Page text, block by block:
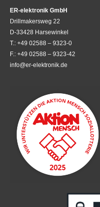
ER-elektronik GmbH
Drillmakersweg 22
D-33428 Harsewinkel
T.: +49 02588 – 9323-0
F.: +49 02588 – 9323-42
info@er-elektronik.de